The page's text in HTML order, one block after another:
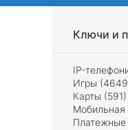
Ключи и
IP-
Игры
Карты (591)
Мобильная
Платежные